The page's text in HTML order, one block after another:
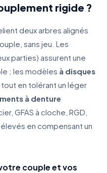
rigide ?
deux arbres alignés
sans jeu. Les
parties) assurent une
; les modèles à disques
tout en tolérant un léger
à denture
GFAS à cloche, RGD,
en compensant un
couple et vos